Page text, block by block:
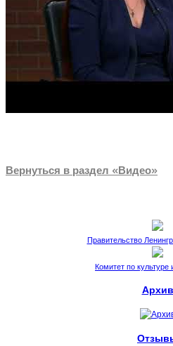
Вернуться в раздел «Видео»
Правительство
Комитет по
Архив